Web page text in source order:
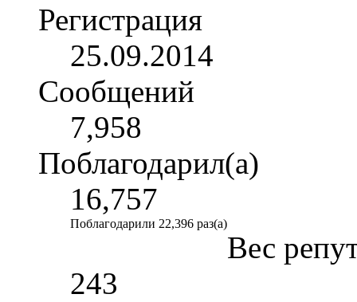
Регистрация
25.09.2014
Сообщений
7,958
Поблагодарил(а)
16,757
Поблагодарили 22,396 раз(а)
Вес
243